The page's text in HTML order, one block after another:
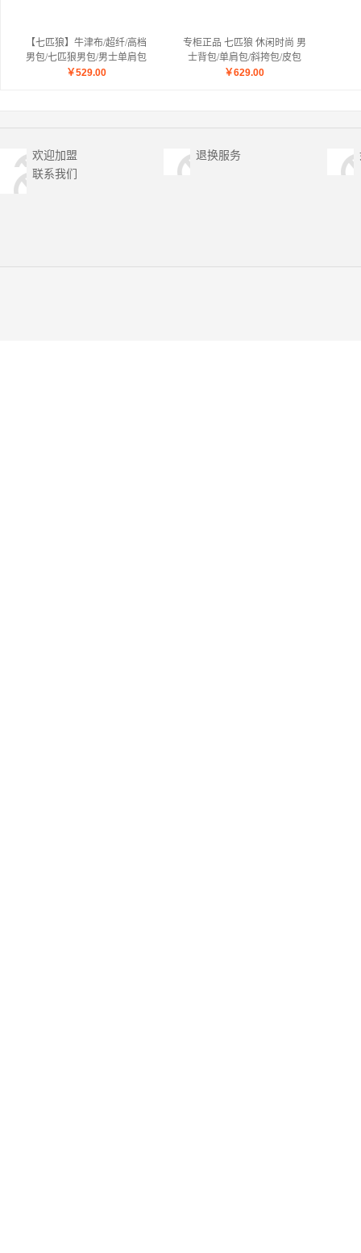
【七匹狼】牛津布/超纤/高档
男包/七匹狼男包/男士单肩包
1A10237
￥529.00
专柜正品 七匹狼 休闲时尚 男
士背包/单肩包/斜挎包/皮包
1A01025A
￥629.00
欢迎加盟 退换服务
联系我们